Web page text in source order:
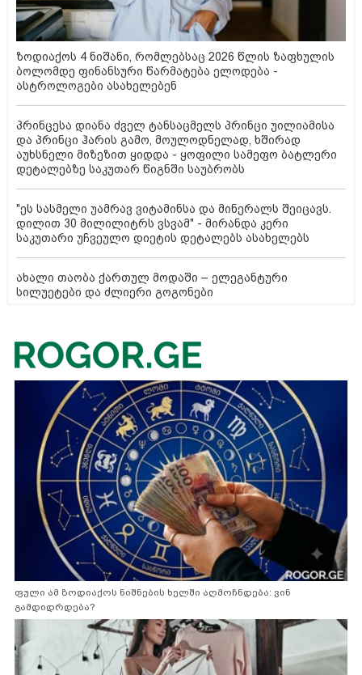
ზოდიაქოს 4 ნიშანი, რომლებსაც 2026 წლის ზაფხულის
ბოლომდე ფინანსური წარმატება ელოდება -
ასტროლოგები ასახელებენ
პრინცესა დიანა ძველ ტანსაცმელს პრინცი უილიამისა
და პრინცი ჰარის გამო, მოულოდნელად, ხშირად
აუხსნელი მიზეზით ყიდდა - ყოფილი სამეფო ბატლერი
დეტალებზე საკუთარ წიგნში საუბრობს
"ეს სასმელი უამრავ ვიტამინსა და მინერალს შეიცავს.
დილით 30 მილილიტრს ვსვამ" - მირანდა კერი
საკუთარი უჩვეულო დიეტის დეტალებს ასახელებს
ახალი თაობა ქართულ მოდაში – ელეგანტური
სილუეტები და ძლიერი გოგონები
ფული ამ ზოდიაქოს ნიშნების ხელში აღმოჩნდება: ვინ
გამდიდრდება?